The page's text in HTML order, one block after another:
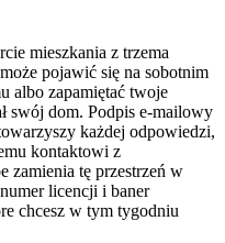
mieszkania z trzema
pojawić się na sobotnim
albo zapamiętać twoje
swój dom. Podpis e-mailowy
każdej odpowiedzi,
kontaktowi z
zamienia tę przestrzeń w
licencji i baner
chcesz w tym tygodniu